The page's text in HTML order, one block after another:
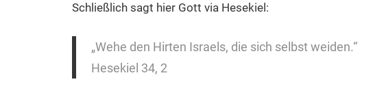
Schließlich sagt hier Gott via Hesekiel:
„Wehe den Hirten Israels, die sich selbst weiden.“
Hesekiel 34, 2